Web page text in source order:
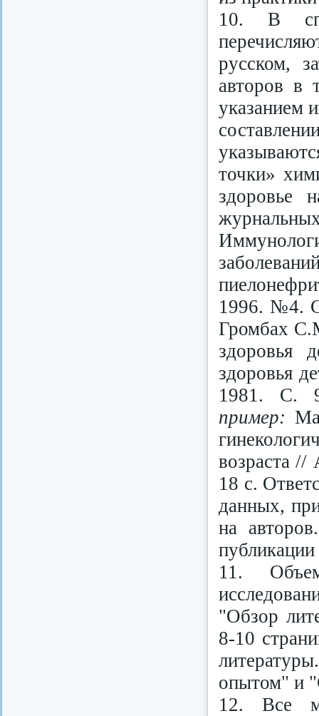
10. В
русском,
авторов в
указанием
точки»
здоровье
1996. №4.
Громбах
здоровья
здоровья
1981. С.
пример:
возраста
18 с.
данных,
на
11.
"Обзор
8-10
опытом" и
12. Все